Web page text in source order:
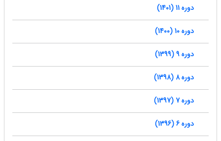
دوره 11 (1401)
دوره 10 (1400)
دوره 9 (1399)
دوره 8 (1398)
دوره 7 (1397)
دوره 6 (1396)